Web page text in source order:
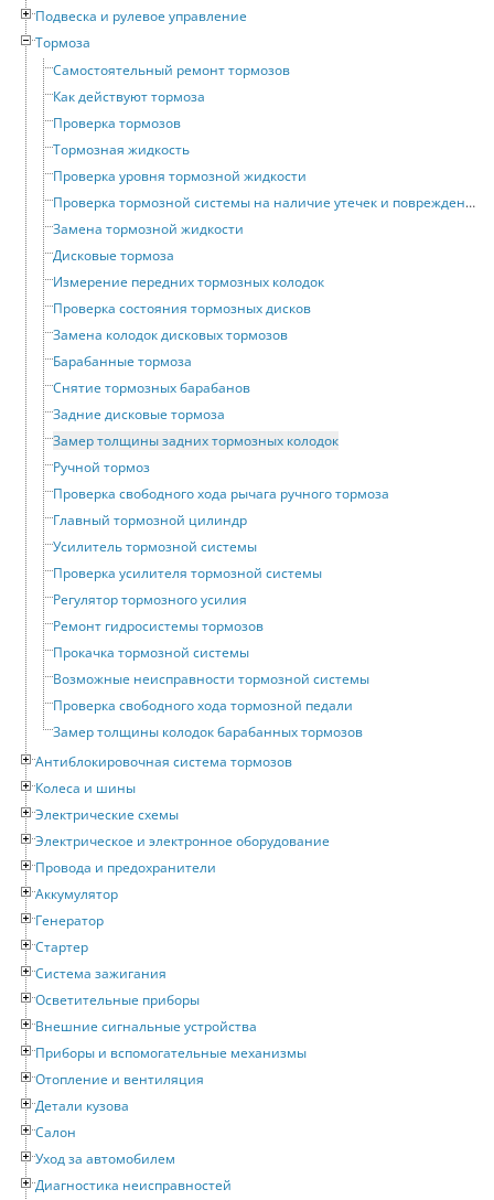
Подвеска и рулевое управление
Тормоза
Самостоятельный ремонт тормозов
Как действуют тормоза
Проверка тормозов
Тормозная жидкость
Проверка уровня тормозной жидкости
Проверка тормозной системы на наличие утечек и повреждений
Замена тормозной жидкости
Дисковые тормоза
Измерение передних тормозных колодок
Проверка состояния тормозных дисков
Замена колодок дисковых тормозов
Барабанные тормоза
Снятие тормозных барабанов
Задние дисковые тормоза
Замер толщины задних тормозных колодок
Ручной тормоз
Проверка свободного хода рычага ручного тормоза
Главный тормозной цилиндр
Усилитель тормозной системы
Проверка усилителя тормозной системы
Регулятор тормозного усилия
Ремонт гидросистемы тормозов
Прокачка тормозной системы
Возможные неисправности тормозной системы
Проверка свободного хода тормозной педали
Замер толщины колодок барабанных тормозов
Антиблокировочная система тормозов
Колеса и шины
Электрические схемы
Электрическое и электронное оборудование
Провода и предохранители
Аккумулятор
Генератор
Стартер
Система зажигания
Осветительные приборы
Внешние сигнальные устройства
Приборы и вспомогательные механизмы
Отопление и вентиляция
Детали кузова
Салон
Уход за автомобилем
Диагностика неисправностей